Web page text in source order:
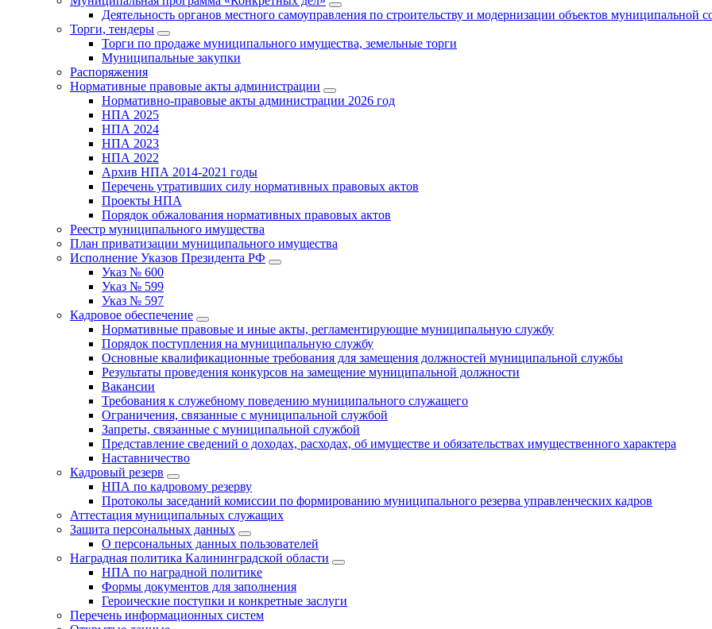
Деятельность органов местного самоуправления по строительству и модернизации объектов муниципальной
Торги, тендеры
Торги по продаже муниципального имущества, земельные торги
Муниципальные закупки
Распоряжения
Нормативные правовые акты администрации
Нормативно-правовые акты администрации 2026 год
НПА 2025
НПА 2024
НПА 2023
НПА 2022
Архив НПА 2014-2021 годы
Перечень утративших силу нормативных правовых актов
Проекты НПА
Порядок обжалования нормативных правовых актов
Реестр муниципального имущества
План приватизации муниципального имущества
Исполнение Указов Президента РФ
Указ № 600
Указ № 599
Указ № 597
Кадровое обеспечение
Нормативные правовые и иные акты, регламентирующие муниципальную службу
Порядок поступления на муниципальную службу
Основные квалификационные требования для замещения должностей муниципальной службы
Результаты проведения конкурсов на замещение муниципальной должности
Вакансии
Требования к служебному поведению муниципального служащего
Ограничения, связанные с муниципальной службой
Запреты, связанные с муниципальной службой
Представление сведений о доходах, расходах, об имуществе и обязательствах имущественного характера
Наставничество
Кадровый резерв
НПА по кадровому резерву
Протоколы заседаний комиссии по формированию муниципального резерва управленческих кадров
Аттестация муниципальных служащих
Защита персональных данных
О персональных данных пользователей
Наградная политика Калининградской области
НПА по наградной политике
Формы документов для заполнения
Героические поступки и конкретные заслуги
Перечень информационных систем